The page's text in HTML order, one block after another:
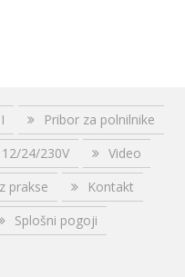
Pribor za polnilnike
12/24/230V
Video
prakse
Kontakt
Splošni pogoji